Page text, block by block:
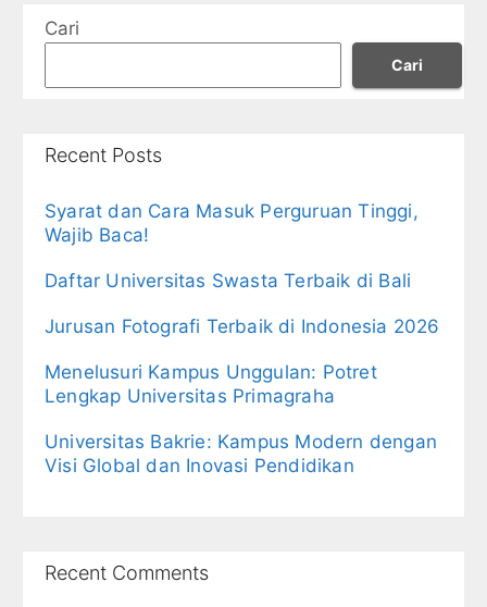
Cari
Cari
Recent Posts
Syarat dan Cara Masuk Perguruan Tinggi,
Wajib Baca!
Daftar Universitas Swasta Terbaik di Bali
Jurusan Fotografi Terbaik di Indonesia 2026
Menelusuri Kampus Unggulan: Potret
Lengkap Universitas Primagraha
Universitas Bakrie: Kampus Modern dengan
Visi Global dan Inovasi Pendidikan
Recent Comments